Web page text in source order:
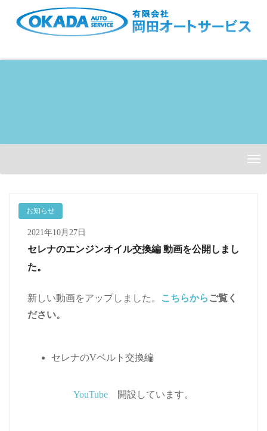
お知らせ
2021年10月27日
セレナのエンジンオイル交換編 動画を公開しまし
た。
新しい動画をアップしました。 こちらから ご覧く
ださい。
セレナのVベルト交換編
YouTube 開設しています。